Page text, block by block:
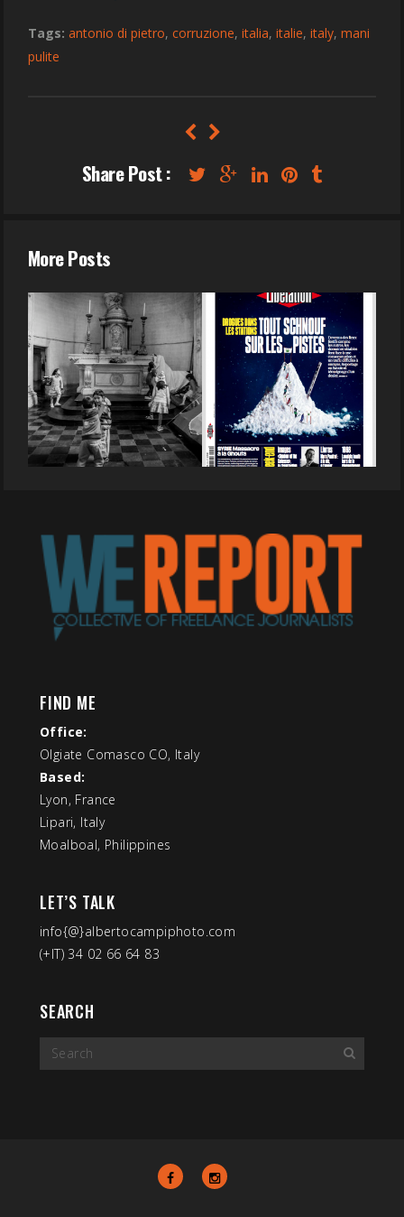
Tags: antonio di pietro, corruzione, italia, italie, italy, mani
pulite
Share Post :
More Posts
FIND ME
Office:
Olgiate Comasco CO, Italy
Based:
Lyon, France
Lipari, Italy
Moalboal, Philippines
LET’S TALK
info{@}albertocampiphoto.com
(+IT) 34 02 66 64 83
SEARCH